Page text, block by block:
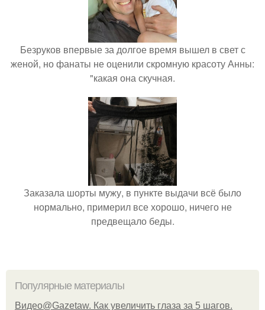
Безруков впервые за долгое время вышел в свет с
женой, но фанаты не оценили скромную красоту Анны:
"какая она скучная.
Заказала шорты мужу, в пункте выдачи всё было
нормально, примерил все хорошо, ничего не
предвещало беды.
Популярные материалы
Видео@Gazetaw. Как увеличить глаза за 5 шагов.